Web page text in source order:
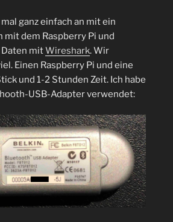
ganz einfach an mit ein
mit dem Raspberry Pi und
mitWireshark. Wir
Einen Raspberry Pi und eine
und 1-2 Stunden Zeit. Ich habe
USB-Adapter verwendet: